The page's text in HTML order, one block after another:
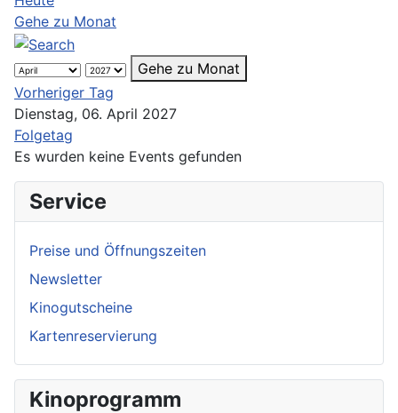
Gehe zu Monat
Gehe zu Monat
Vorheriger Tag
Dienstag, 06. April 2027
Folgetag
Es wurden keine Events gefunden
Service
Preise und Öffnungszeiten
Newsletter
Kinogutscheine
Kartenreservierung
Kinoprogramm